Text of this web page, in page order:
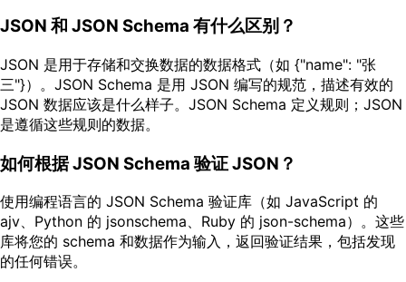
JSON 和 JSON Schema 有什么区别？
JSON 是用于存储和交换数据的数据格式（如 {"name": "张
三"}）。JSON Schema 是用 JSON 编写的规范，描述有效的
JSON 数据应该是什么样子。JSON Schema 定义规则；JSON
是遵循这些规则的数据。
如何根据 JSON Schema 验证 JSON？
使用编程语言的 JSON Schema 验证库（如 JavaScript 的
ajv、Python 的 jsonschema、Ruby 的 json-schema）。这些
库将您的 schema 和数据作为输入，返回验证结果，包括发现
的任何错误。